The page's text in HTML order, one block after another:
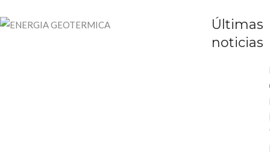
Últimas
noticias